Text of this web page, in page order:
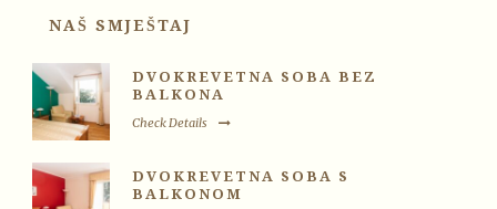
NAŠ SMJEŠTAJ
DVOKREVETNA SOBA BEZ
BALKONA
Check Details
DVOKREVETNA SOBA S
BALKONOM